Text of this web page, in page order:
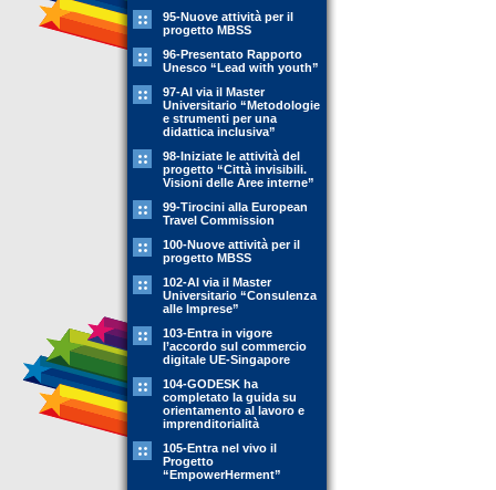
95-Nuove attività per il
progetto MBSS
96-Presentato Rapporto
Unesco “Lead with youth”
97-Al via il Master
Universitario “Metodologie
e strumenti per una
didattica inclusiva”
98-Iniziate le attività del
progetto “Città invisibili.
Visioni delle Aree interne”
99-Tirocini alla European
Travel Commission
100-Nuove attività per il
progetto MBSS
102-Al via il Master
Universitario “Consulenza
alle Imprese”
103-Entra in vigore
l’accordo sul commercio
digitale UE-Singapore
104-GODESK ha
completato la guida su
orientamento al lavoro e
imprenditorialità
105-Entra nel vivo il
Progetto
“EmpowerHerment”